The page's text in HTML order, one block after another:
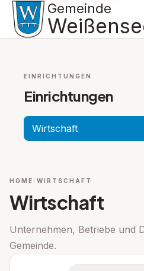
Gemeinde
EINRICHTUNGEN
Einrichtungen
Wirtschaft
HOME WIRTSCHAFT
Wirtschaft
Unternehmen, Betriebe und
Gemeinde.